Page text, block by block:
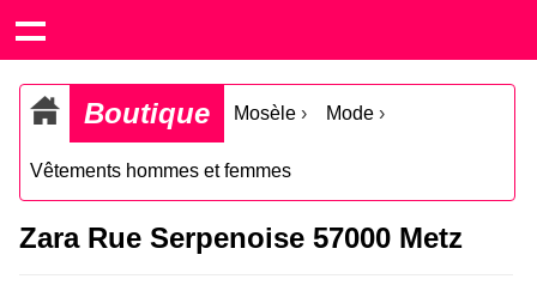
Boutique Mosèle › Mode ›
Vêtements hommes et femmes
Zara Rue Serpenoise 57000 Metz